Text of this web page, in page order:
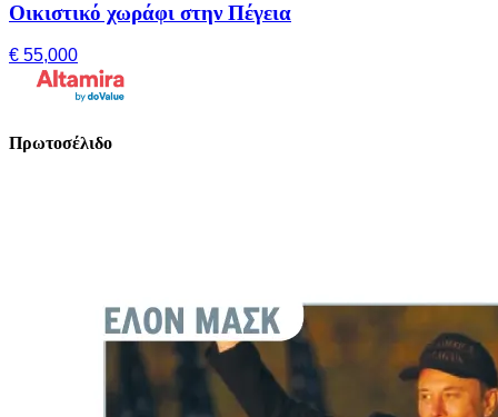
Οικιστικό χωράφι στην Πέγεια
€ 55,000
Πρωτοσέλιδο